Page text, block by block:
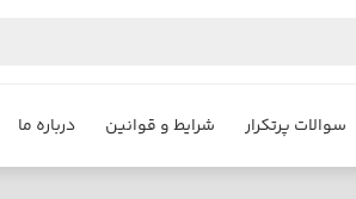
سوالات پرتکرار شرایط و قوانین درباره ما